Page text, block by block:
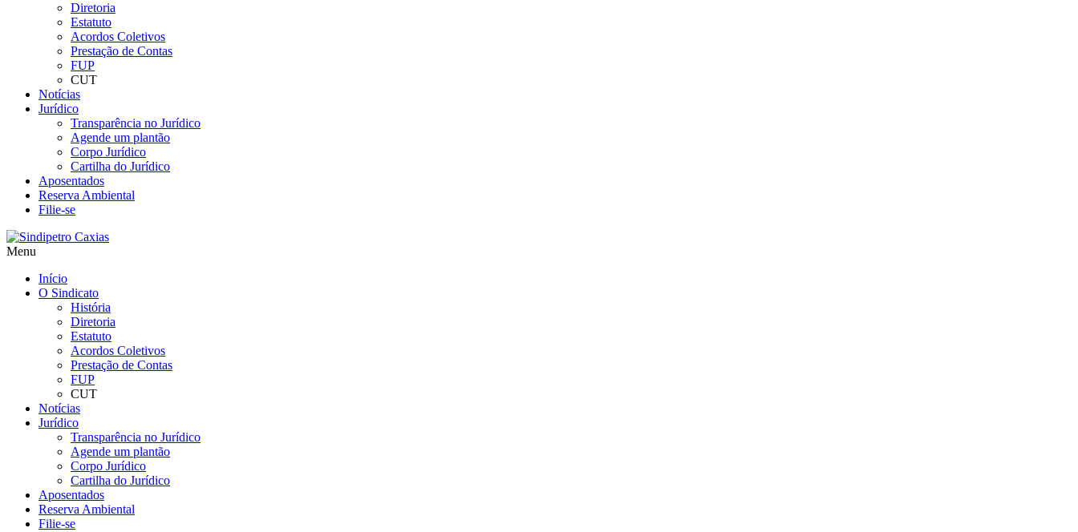
Diretoria
Estatuto
Acordos Coletivos
Prestação de Contas
FUP
CUT
Notícias
Jurídico
Transparência no Jurídico
Agende um plantão
Corpo Jurídico
Cartilha do Jurídico
Aposentados
Reserva Ambiental
Filie-se
Menu
Início
O Sindicato
História
Diretoria
Estatuto
Acordos Coletivos
Prestação de Contas
FUP
CUT
Notícias
Jurídico
Transparência no Jurídico
Agende um plantão
Corpo Jurídico
Cartilha do Jurídico
Aposentados
Reserva Ambiental
Filie-se